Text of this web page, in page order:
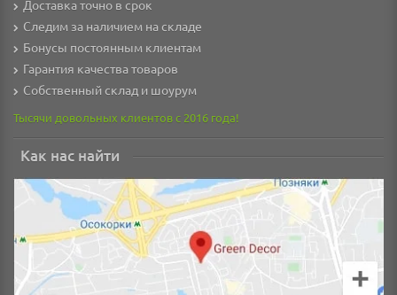
Доставка точно в срок
Следим за наличием на складе
Бонусы постоянным клиентам
Гарантия качества товаров
Собственный склад и шоурум
Тысячи довольных клиентов с 2016 года!
Как нас найти